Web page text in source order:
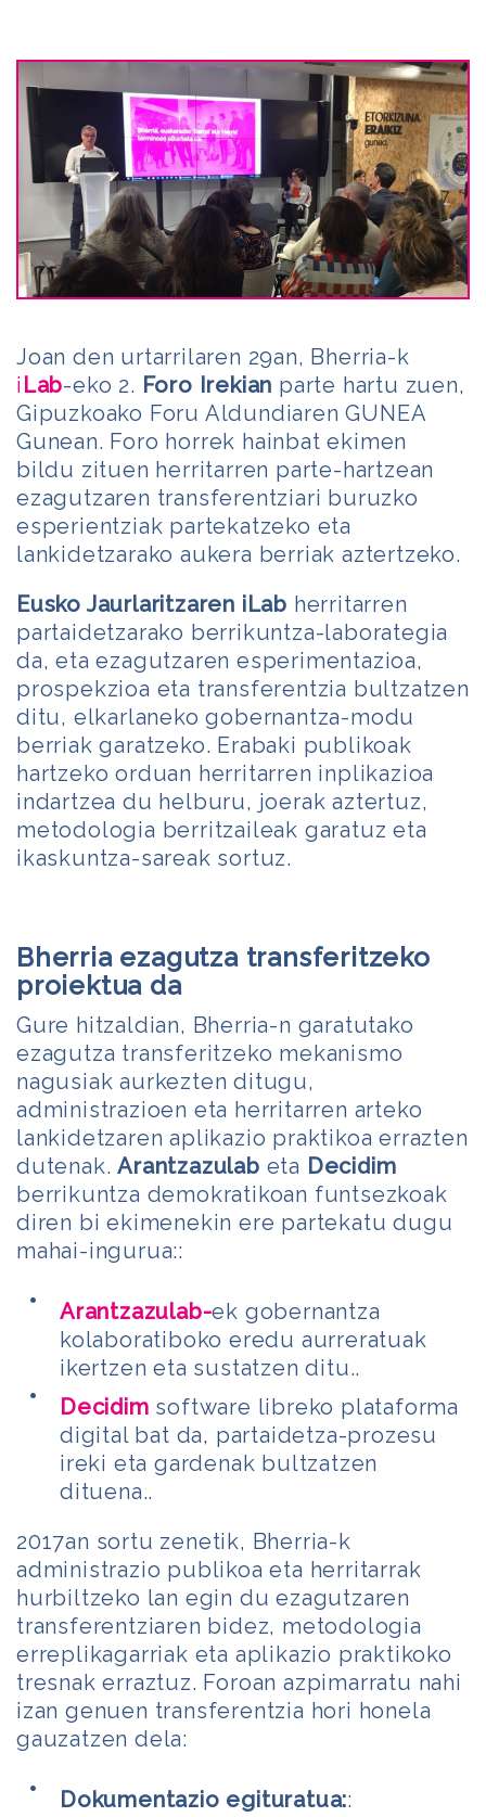
Joan den urtarrilaren 29an, Bherria-k
iLab-eko 2. Foro Irekian parte hartu zuen,
Gipuzkoako Foru Aldundiaren GUNEA
Gunean. Foro horrek hainbat ekimen
bildu zituen herritarren parte-hartzean
ezagutzaren transferentziari buruzko
esperientziak partekatzeko eta
lankidetzarako aukera berriak aztertzeko.
Eusko Jaurlaritzaren iLab herritarren
partaidetzarako berrikuntza-laborategia
da, eta ezagutzaren esperimentazioa,
prospekzioa eta transferentzia bultzatzen
ditu, elkarlaneko gobernantza-modu
berriak garatzeko. Erabaki publikoak
hartzeko orduan herritarren inplikazioa
indartzea du helburu, joerak aztertuz,
metodologia berritzaileak garatuz eta
ikaskuntza-sareak sortuz.
Bherria ezagutza transferitzeko
proiektua da
Gure hitzaldian, Bherria-n garatutako
ezagutza transferitzeko mekanismo
nagusiak aurkezten ditugu,
administrazioen eta herritarren arteko
lankidetzaren aplikazio praktikoa errazten
dutenak.Arantzazulab eta Decidim
berrikuntza demokratikoan funtsezkoak
diren bi ekimenekin ere partekatu dugu
mahai-ingurua::
Arantzazulab-ek gobernantza
kolaboratiboko eredu aurreratuak
ikertzen eta sustatzen ditu..
Decidim software libreko plataforma
digital bat da, partaidetza-prozesu
ireki eta gardenak bultzatzen
dituena..
2017an sortu zenetik, Bherria-k
administrazio publikoa eta herritarrak
hurbiltzeko lan egin du ezagutzaren
transferentziaren bidez, metodologia
erreplikagarriak eta aplikazio praktikoko
tresnak erraztuz. Foroan azpimarratu nahi
izan genuen transferentzia hori honela
gauzatzen dela:
Dokumentazio egituratua::